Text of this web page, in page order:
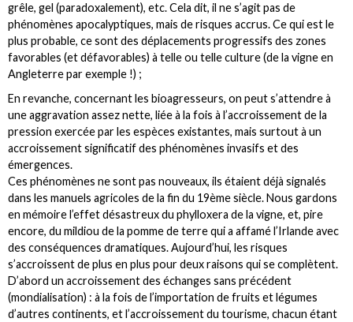
grêle, gel (paradoxalement), etc. Cela dit, il ne s’agit pas de
phénomènes apocalyptiques, mais de risques accrus. Ce qui est le
plus probable, ce sont des déplacements progressifs des zones
favorables (et défavorables) à telle ou telle culture (de la vigne en
Angleterre par exemple !) ;
En revanche, concernant les bioagresseurs, on peut s’attendre à
une aggravation assez nette, liée à la fois à l’accroissement de la
pression exercée par les espèces existantes, mais surtout à un
accroissement significatif des phénomènes invasifs et des
émergences.
Ces phénomènes ne sont pas nouveaux, ils étaient déjà signalés
dans les manuels agricoles de la fin du 19ème siècle. Nous gardons
en mémoire l’effet désastreux du phylloxera de la vigne, et, pire
encore, du mildiou de la pomme de terre qui a affamé l’Irlande avec
des conséquences dramatiques. Aujourd’hui, les risques
s’accroissent de plus en plus pour deux raisons qui se complètent.
D’abord un accroissement des échanges sans précédent
(mondialisation) : à la fois de l’importation de fruits et légumes
d’autres continents, et l’accroissement du tourisme, chacun étant